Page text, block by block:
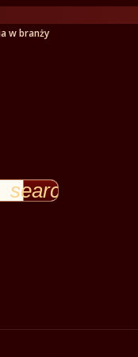
w branży
search